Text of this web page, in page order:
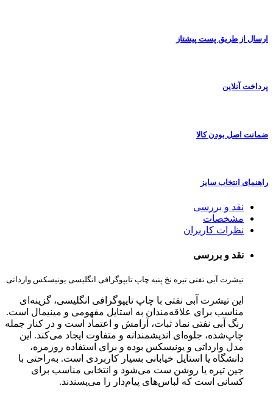
ارسال از طریق پست پیشتاز
پرداخت آنلاین
ضمانت اصل بودن کالا
راهنمای انتخاب سایز
نقد و بررسی
مشخصات
نظرات کاربران
نقد و بررسی
تیشرت آبی نفتی تیره نخ پنبه چاپ تایپوگرافی انگلیسی یونیسکس وارداتی
این تیشرت آبی نفتی با چاپ تایپوگرافی انگلیسی، گزینه‌ای
مناسب برای علاقه‌مندان به استایل مفهومی و مینیمال است.
رنگ آبی نفتی نماد ثبات، آرامش و اعتماد است و در کنار جمله
چاپ‌شده، جلوه‌ای اندیشمندانه و متفاوت ایجاد می‌کند. این
مدل وارداتی و یونیسکس بوده و برای استفاده روزمره،
دانشگاه یا استایل خیابانی بسیار کاربردی است. به‌راحتی با
جین تیره یا روشن ست می‌شود و انتخابی مناسب برای
کسانی است که لباس‌های پیام‌دار را می‌پسندند.